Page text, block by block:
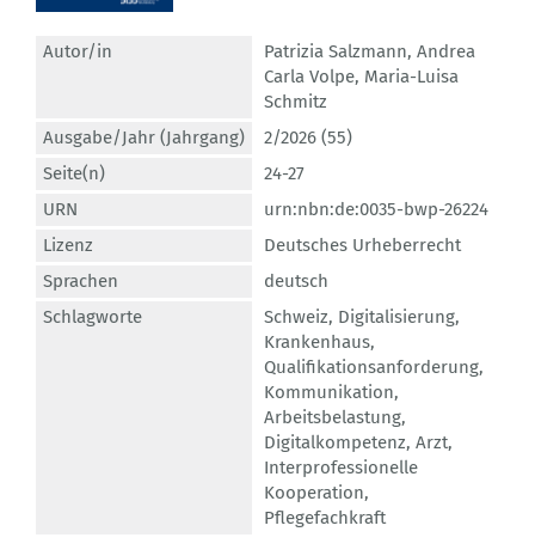
Autor/in Patrizia Salzmann, Andrea
Carla Volpe, Maria-Luisa
Schmitz
Ausgabe/Jahr (Jahrgang)
2/2026 (55)
Seite(n)
24-27
URN
urn:nbn:de:0035-bwp-26224
Lizenz
Deutsches Urheberrecht
Sprachen
deutsch
Schlagworte
Schweiz, Digitalisierung,
Krankenhaus,
Qualifikationsanforderung,
Kommunikation,
Arbeitsbelastung,
Digitalkompetenz, Arzt,
Interprofessionelle
Kooperation,
Pflegefachkraft